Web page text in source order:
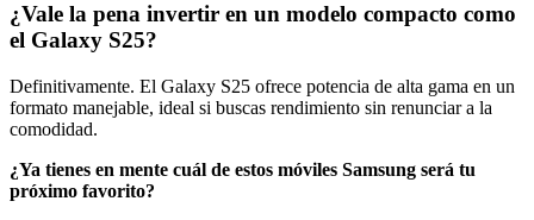
¿Vale la pena invertir en un modelo compacto como
el Galaxy S25?
Definitivamente. El Galaxy S25 ofrece potencia de alta gama en un
formato manejable, ideal si buscas rendimiento sin renunciar a la
comodidad.
¿Ya tienes en mente cuál de estos móviles Samsung será tu
próximo favorito?